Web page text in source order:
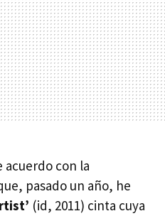
con la
pasado un año, he
(id, 2011) cinta cuya